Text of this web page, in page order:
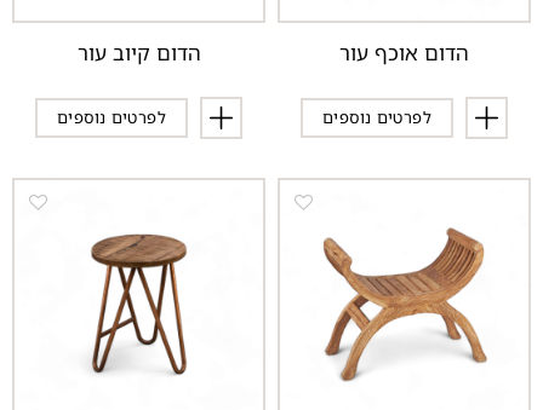
הדום אוכף עור
לפרטים נוספים
הדום קיוב עור
לפרטים נוספים